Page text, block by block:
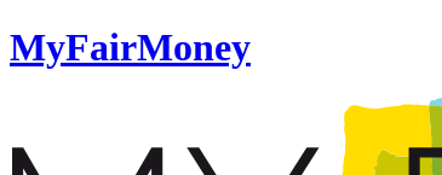
MyFairMoney